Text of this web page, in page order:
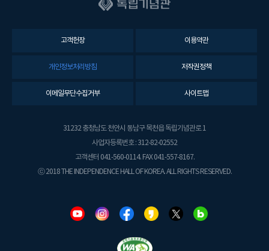
고객헌장 이용약관
개인정보처리방침 저작권정책
이메일무단수집거부 사이트맵
31232 충청남도 천안시 동남구 목천읍 독립기념관로 1
사업자등록번호 : 312-82-02552
고객센터 041-560-0114. FAX 041-557-8167.
ⓒ 2018 THE INDEPENDENCE HALL OF KOREA. ALL RIGHTS RESERVED.